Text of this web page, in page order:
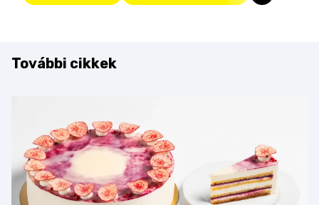
További cikkek